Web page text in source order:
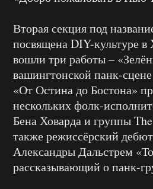
Вторая секция под
посвящена DIY-культуре
вошли три работы –
вашингтонской панк-
«От Остина до Бостона»
нескольких фолк-
Бена Ховарда и группы
также режиссёрский
Александры Дальстрем
рассказывающий о панк-